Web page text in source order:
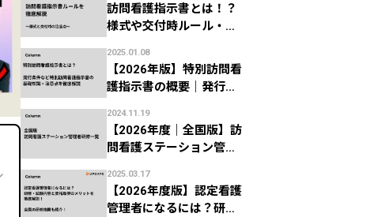
訪問看護指示書とは！？
様式や交付時ルール・注
底解説！
2025.01.08
【2026年版】特別訪問看
護指示書の概要｜発行条
2024.11.19
【2026年度｜全国版】訪
問看護ステーション管理
どの研修機関まとめ
2025.03.17
【2026年度版】認定看護
管理者になるには？研修